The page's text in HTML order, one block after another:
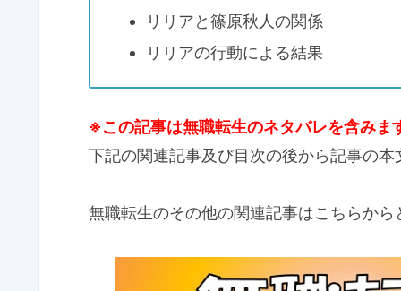
リリアと篠原秋人の関係
リリアの行動による結果
※この記事は無職転生のネタバレを含みま
下記の関連記事及び目次の後から記事の本
無職転生のその他の関連記事はこちらから